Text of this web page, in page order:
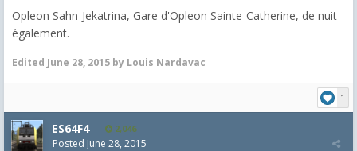
Opleon Sahn-Jekatrina, Gare d'Opleon Sainte-Catherine, de nuit
également.
Edited June 28, 2015 by Louis Nardavac
1
ES64F4 2,046
Posted June 28, 2015